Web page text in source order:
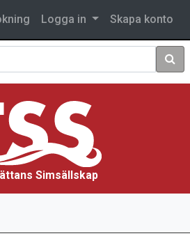
Logga in Skapa konto
Sök
Simsällskap